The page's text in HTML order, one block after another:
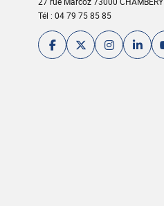
Tél : 04 79 75 85 85